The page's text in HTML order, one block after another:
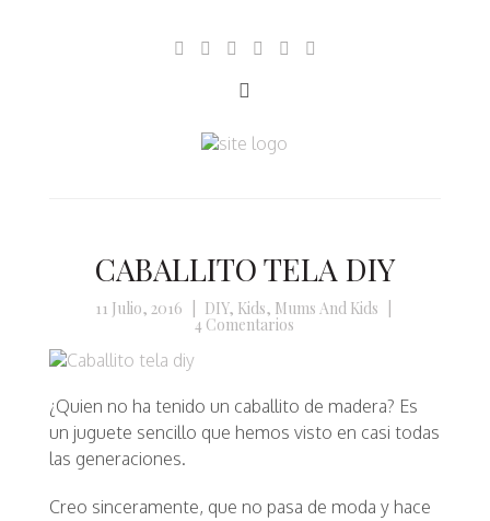
CABALLITO TELA DIY
11 Julio, 2016 DIY, Kids, Mums And Kids
4 Comentarios
¿Quien no ha tenido un caballito de madera? Es
un juguete sencillo que hemos visto en casi todas
las generaciones.
Creo sinceramente, que no pasa de moda y hace